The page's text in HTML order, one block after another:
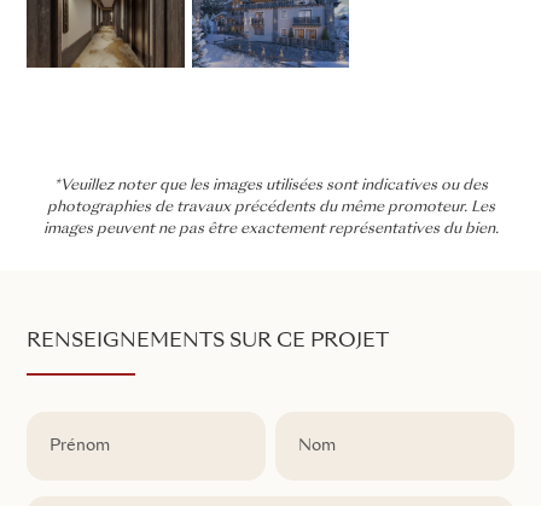
*Veuillez noter que les images utilisées sont indicatives ou des
photographies de travaux précédents du même promoteur. Les
images peuvent ne pas être exactement représentatives du bien.
RENSEIGNEMENTS SUR CE PROJET